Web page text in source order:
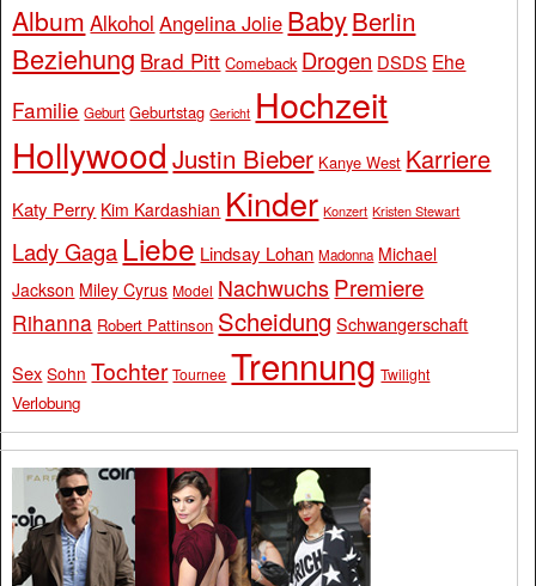
Album Alkohol Angelina Jolie BabyBerlin
Beziehung Brad Pitt Comeback Drogen DSDS Ehe
Familie Geburt Geburtstag Gericht Hochzeit
Hollywood Justin Bieber Kanye West Karriere
Katy Perry Kim Kardashian Kinder Konzert Kristen Stewart
Lady Gaga Liebe Lindsay Lohan Madonna Michael
Jackson Miley Cyrus Model Nachwuchs Premiere
Rihanna Robert Pattinson Scheidung Schwangerschaft
Sex Sohn Tochter Tournee Trennung Twilight
Verlobung